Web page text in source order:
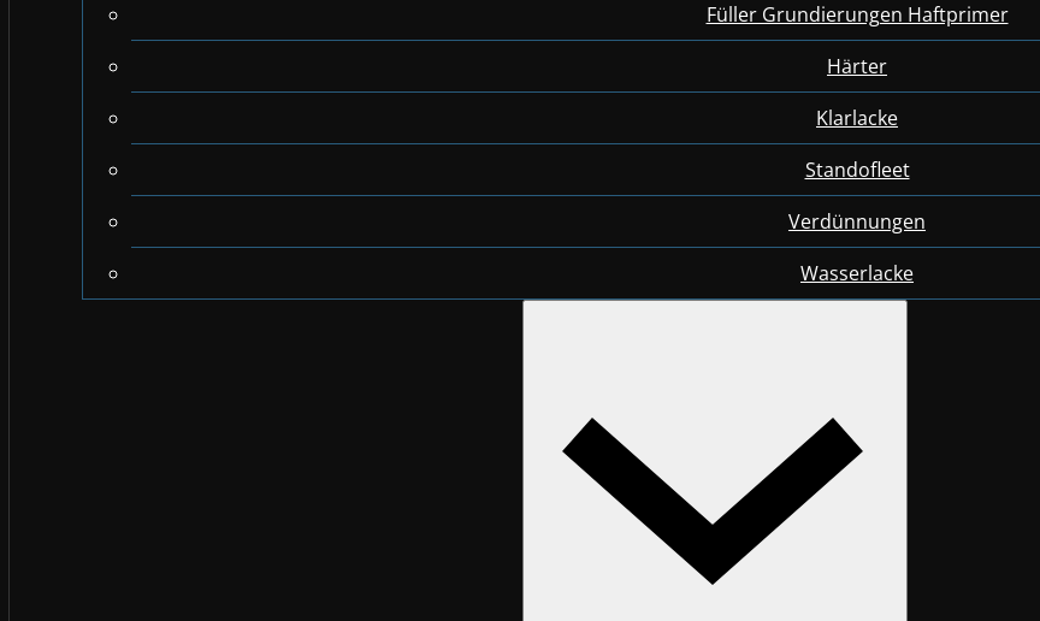
Füller Grundierungen Haftprimer
Härter
Klarlacke
Standofleet
Verdünnungen
Wasserlacke